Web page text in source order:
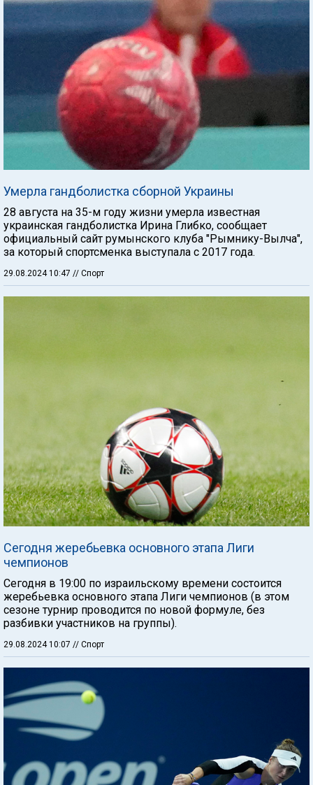
Умерла гандболистка сборной Украины
28 августа на 35-м году жизни умерла известная
украинская гандболистка Ирина Глибко, сообщает
официальный сайт румынского клуба "Рымнику-Вылча",
за который спортсменка выступала с 2017 года.
29.08.2024 10:47 // Спорт
Сегодня жеребьевка основного этапа Лиги
чемпионов
Сегодня в 19:00 по израильскому времени состоится
жеребьевка основного этапа Лиги чемпионов (в этом
сезоне турнир проводится по новой формуле, без
разбивки участников на группы).
29.08.2024 10:07 // Спорт